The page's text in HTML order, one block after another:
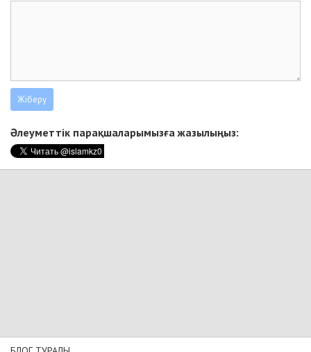
Әлеуметтік парақшаларымызға жазылыңыз: